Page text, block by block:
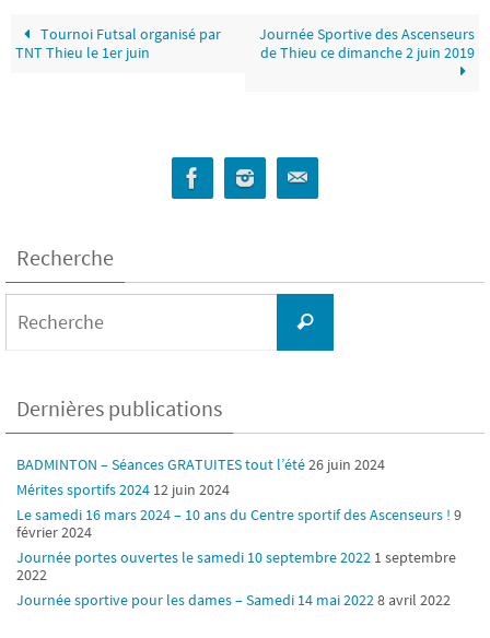
Tournoi Futsal organisé par
TNT Thieu le 1er juin
Journée Sportive des Ascenseurs
de Thieu ce dimanche 2 juin 2019
Recherche
Recherche
Dernières publications
BADMINTON – Séances GRATUITES tout l’été26 juin 2024
Mérites sportifs 2024 12 juin 2024
Le samedi 16 mars 2024 – 10 ans du Centre sportif des Ascenseurs ! 9
février 2024
Journée portes ouvertes le samedi 10 septembre 2022 1 septembre
2022
Journée sportive pour les dames – Samedi 14 mai 20228 avril 2022